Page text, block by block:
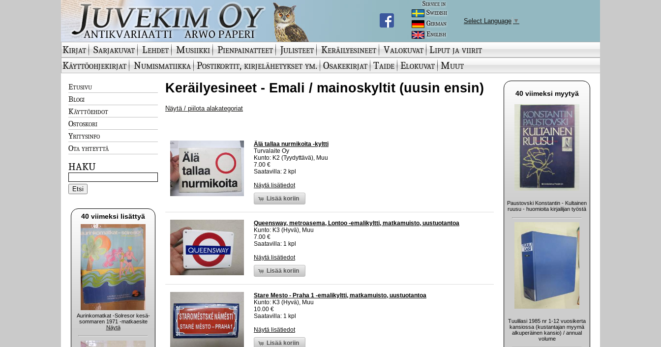
Service in
Swedish
German
English
Select Language ▼
Kirjat Sarjakuvat Lehdet Musiikki Pienpainatteet Julisteet Keräilyesineet Valokuvat Liput ja viirit
Käyttöohjekirjat
Numismatiikka Postikortit, kirjelähetykset ym. Osakekirjat Taide Elokuvat Muut
Etusivu
Blogi
Käyttöehdot
Ostoskori
Yritysinfo
Ota yhteyttä
HAKU
40 viimeksi lisättyä
Aurinkomatkat -Solresor kesä-
sommaren 1971 -matkaesite
Näytä
Keräilyesineet - Emali / mainoskyltit (uusin ensin)
Näytä / piilota alakategoriat
Älä tallaa nurmikoita -kyltti
Turvalaite Oy
Kunto: K2 (Tyydyttävä), Muu
7.00 €
Saatavilla: 2 kpl
Näytä lisätiedot
Lisää koriin
Queensway, metroasema, Lontoo -emalikyltti, matkamuisto, uustuotantoa
Kunto: K3 (Hyvä), Muu
7.00 €
Saatavilla: 1 kpl
Näytä lisätiedot
Lisää koriin
Stare Mesto - Praha 1 -emalikyltti, matkamuisto, uustuotantoa
Kunto: K3 (Hyvä), Muu
10.00 €
Saatavilla: 1 kpl
Näytä lisätiedot
Lisää koriin
40 viimeksi myytyä
Paustovski Konstantin - Kultainen
ruusu - huomioita kirjailijan työstä
Tuulilasi 1985 nr 1-12 vuosikerta
kansiossa (kustantajan myymä
alkuperäinen kansio) / annual
volume